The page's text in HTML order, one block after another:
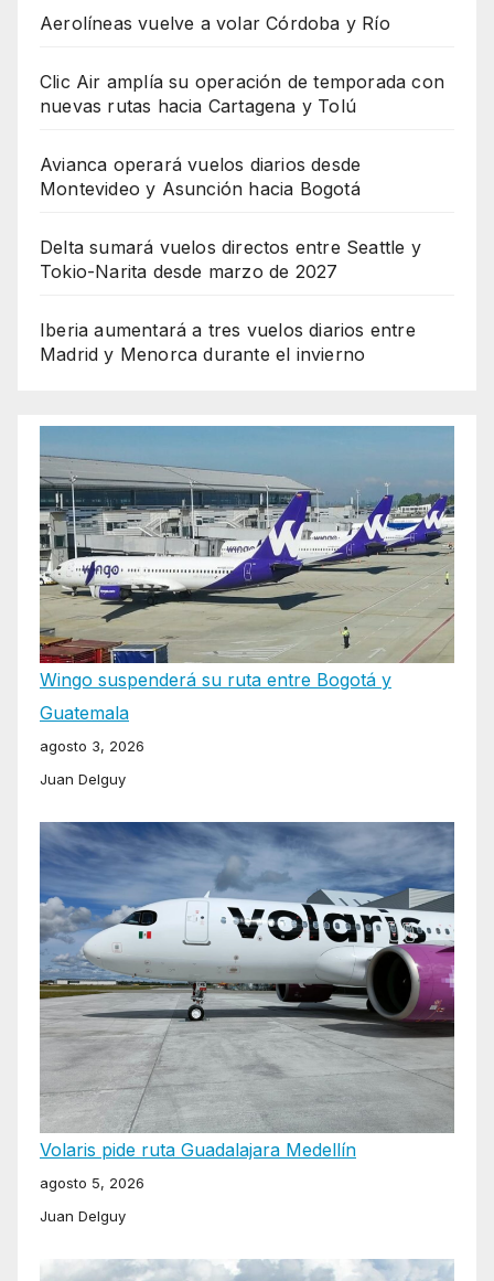
Aerolíneas vuelve a volar Córdoba y Río
Clic Air amplía su operación de temporada con
nuevas rutas hacia Cartagena y Tolú
Avianca operará vuelos diarios desde
Montevideo y Asunción hacia Bogotá
Delta sumará vuelos directos entre Seattle y
Tokio-Narita desde marzo de 2027
Iberia aumentará a tres vuelos diarios entre
Madrid y Menorca durante el invierno
Wingo suspenderá su ruta entre Bogotá y
Guatemala
agosto 3, 2026
Juan Delguy
Volaris pide ruta Guadalajara Medellín
agosto 5, 2026
Juan Delguy